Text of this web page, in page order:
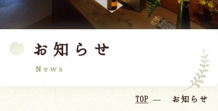
お知らせ
News
TOP お知らせ
TOP 吉川屋について
温泉 客室
料理
館内